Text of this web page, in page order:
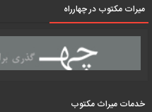
میرات مکتوب در چهارراه
خدمات میراث مکتوب